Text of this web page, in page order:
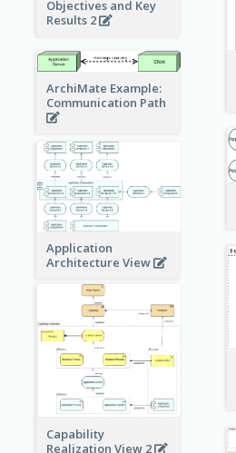
Objectives and Key
Results 2
ArchiMate Example:
Communication Path
Application
Architecture View
Capability
Realization View 2